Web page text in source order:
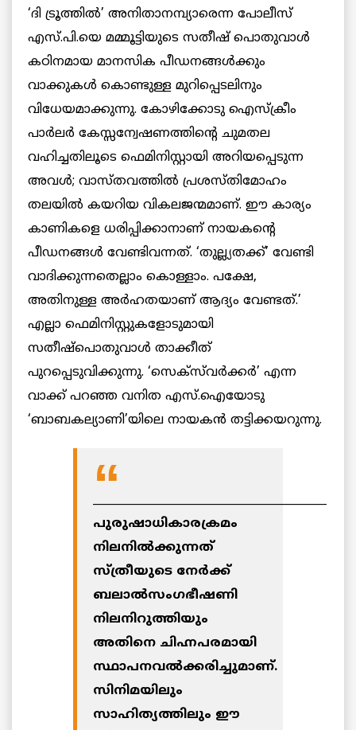
‘ദി ട്രൂത്തില്‍’ അനിതാനമ്പ്യാരെന്ന പോലീസ്
എസ്.പി.യെ മമ്മൂട്ടിയുടെ സതീഷ് പൊതുവാള്‍
കഠിനമായ മാനസിക പീഡനങ്ങള്‍ക്കും
വാക്കുകള്‍ കൊണ്ടുള്ള മുറിപ്പെടലിനും
വിധേയമാക്കുന്നു. കോഴിക്കോടു ഐസ്‌ക്രീം
പാര്‍ലര്‍ കേസ്സന്വേഷണത്തിന്റെ ചുമതല
വഹിച്ചതിലൂടെ ഫെമിനിസ്റ്റായി അറിയപ്പെടുന്ന
അവള്‍; വാസ്തവത്തില്‍ പ്രശസ്തിമോഹം
തലയില്‍ കയറിയ വികലജന്മമാണ്. ഈ കാര്യം
കാണികളെ ധരിപ്പിക്കാനാണ് നായകന്റെ
പീഡനങ്ങള്‍ വേണ്ടിവന്നത്. ‘തുല്ല്യതക്ക്’ വേണ്ടി
വാദിക്കുന്നതെല്ലാം കൊള്ളാം. പക്ഷേ,
അതിനുള്ള അര്‍ഹതയാണ് ആദ്യം വേണ്ടത്.’
എല്ലാ ഫെമിനിസ്റ്റുകളോടുമായി
സതീഷ്‌പൊതുവാള്‍ താക്കീത്
പുറപ്പെടുവിക്കുന്നു. ‘സെക്‌സ്‌വര്‍ക്കര്‍’ എന്ന
വാക്ക് പറഞ്ഞ വനിത എസ്.ഐയോടു
‘ബാബകല്യാണി’യിലെ നായകന്‍ തട്ടിക്കയറുന്നു.
__________________________________________
പുരുഷാധികാരക്രമം
നിലനില്‍ക്കുന്നത്
സ്ത്രീയുടെ നേര്‍ക്ക്
ബലാല്‍സംഗഭീഷണി
നിലനിറുത്തിയും
അതിനെ ചിഹ്നപരമായി
സ്ഥാപനവല്‍ക്കരിച്ചുമാണ്.
സിനിമയിലും
സാഹിത്യത്തിലും ഈ